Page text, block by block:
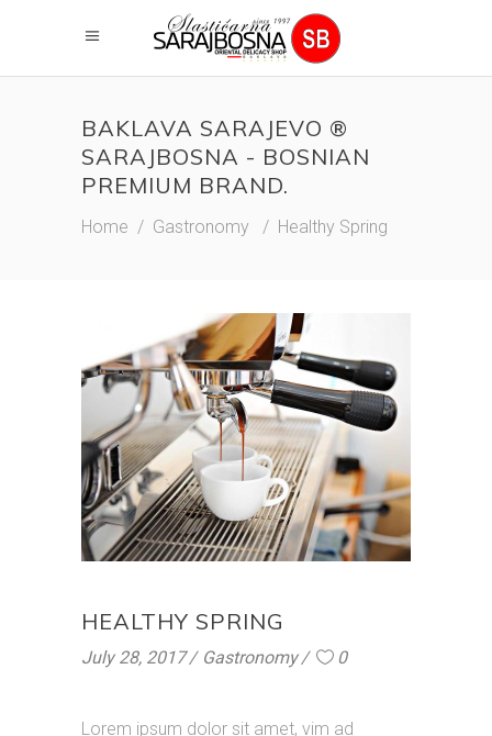
BAKLAVA SARAJEVO ®
SARAJBOSNA - BOSNIAN
PREMIUM BRAND.
Home / Gastronomy / Healthy Spring
HEALTHY SPRING
July 28, 2017 Gastronomy 0
Lorem ipsum dolor sit amet, vim ad